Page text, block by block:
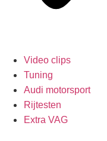
Video clips
Tuning
Audi motorsport
Rijtesten
Extra VAG